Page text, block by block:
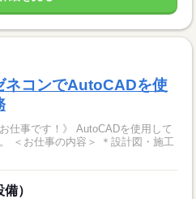
ネコンでAutoCADを使
仕事です！》 AutoCADを使用して
工
）